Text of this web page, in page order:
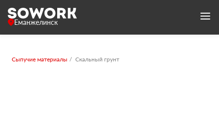
Еманжелинск
Сыпучие материалы Скальный грунт